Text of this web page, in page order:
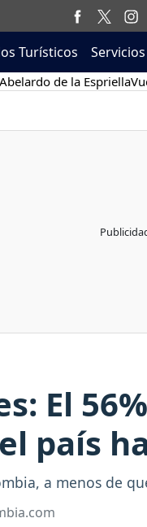
Turísticos
Abelardo de la Espriella
El
país
a menos de